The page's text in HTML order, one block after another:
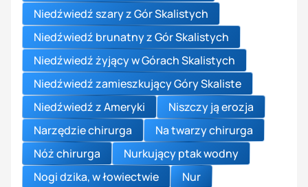
Niedźwiedź szary z Gór Skalistych
Niedźwiedź brunatny z Gór Skalistych
Niedźwiedź żyjący w Górach Skalistych
Niedźwiedź zamieszkujący Góry Skaliste
Niedźwiedź z Ameryki
Niszczy ją erozja
Narzędzie chirurga
Na twarzy chirurga
Nóż chirurga
Nurkujący ptak wodny
Nogi dzika, w łowiectwie
Nur